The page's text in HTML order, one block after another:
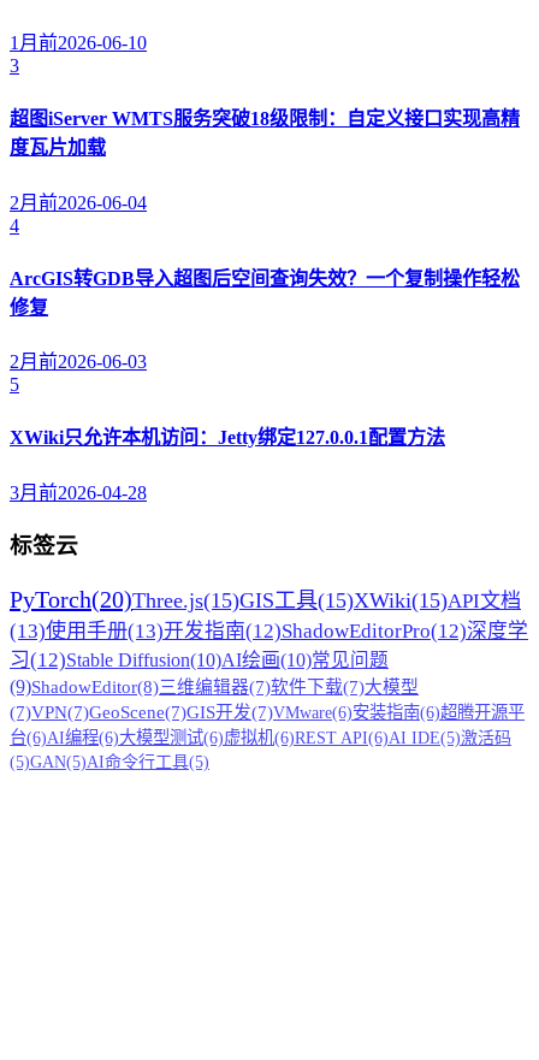
1月前2026-06-10
3
超图iServer WMTS服务突破18级限制：自定义接口实现高精
度瓦片加载
2月前2026-06-04
4
ArcGIS转GDB导入超图后空间查询失效？一个复制操作轻松
修复
2月前2026-06-03
5
XWiki只允许本机访问：Jetty绑定127.0.0.1配置方法
3月前2026-04-28
标签云
PyTorch(20)Three.js(15)GIS工具(15)XWiki(15)API文档
(13)使用手册(13)开发指南(12)ShadowEditorPro(12)深度学
习(12)Stable Diffusion(10)AI绘画(10)常见问题
(9)ShadowEditor(8)三维编辑器(7)软件下载(7)大模型
(7)VPN(7)GeoScene(7)GIS开发(7)VMware(6)安装指南(6)超腾开源平
台(6)AI编程(6)大模型测试(6)虚拟机(6)REST API(6)AI IDE(5)激活码
(5)GAN(5)AI命令行工具(5)